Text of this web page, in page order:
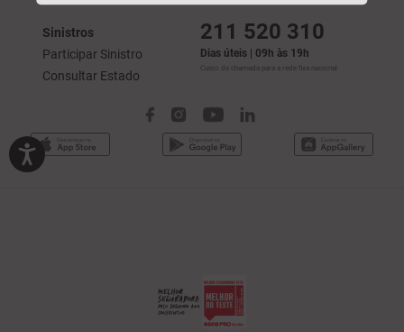
Sinistros
Participar Sinistro
Consultar Estado
211 520 310
Dias úteis | 09h às 19h
Custo de chamada para a rede fixa nacional